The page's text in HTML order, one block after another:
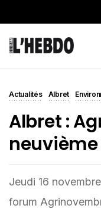
Actualités Albret
Albret :
Jeudi 16
forum